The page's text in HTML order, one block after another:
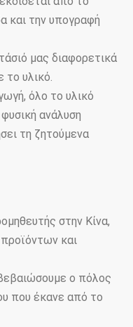
και την υπογραφή
μας διαφορετικά
υλικό.
όλο το υλικό
ανάλυση
τη ζητούμενα
στην Κίνα,
και
ο πόλος
που έκανε από το